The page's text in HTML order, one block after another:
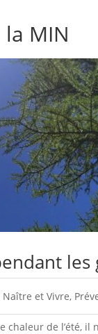
MIN
les
et Vivre,
chaleur de l’été,